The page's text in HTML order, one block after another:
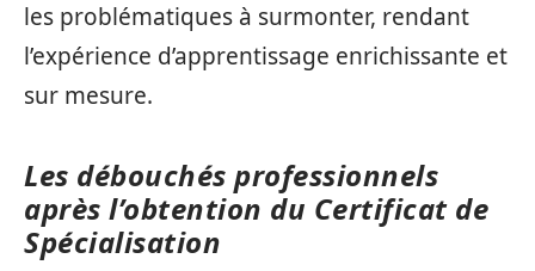
les problématiques à surmonter, rendant
l’expérience d’apprentissage enrichissante et
sur mesure.
Les débouchés professionnels
après l’obtention du Certificat de
Spécialisation